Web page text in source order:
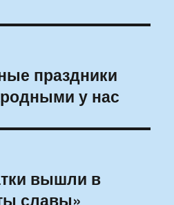
праздники
у нас
вышли в
славы»